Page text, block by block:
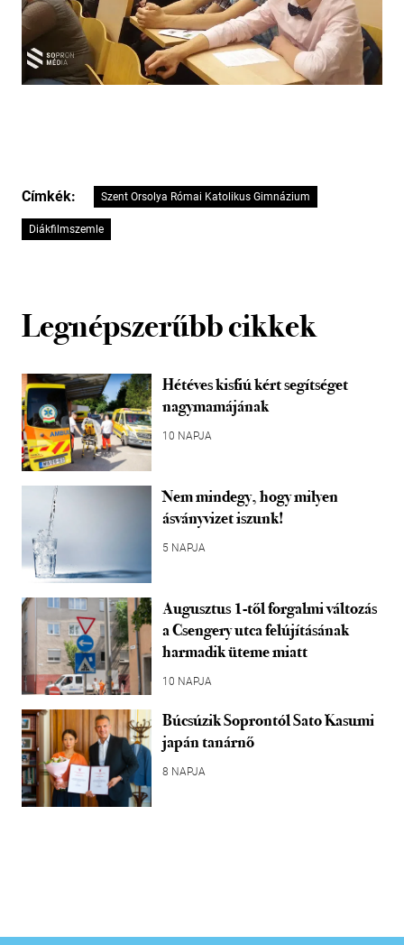
Címkék: Szent Orsolya Római Katolikus Gimnázium
Diákfilmszemle
Legnépszerűbb cikkek
Hétéves kisfiú kért segítséget
nagymamájának
10 NAPJA
Nem mindegy, hogy milyen
ásványvizet iszunk!
5 NAPJA
Augusztus 1-től forgalmi változás
a Csengery utca felújításának
harmadik üteme miatt
10 NAPJA
Búcsúzik Soprontól Sato Kasumi
japán tanárnő
8 NAPJA